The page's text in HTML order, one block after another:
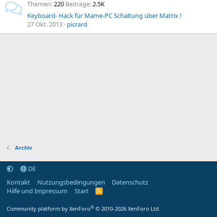
Themen 220 Beiträge 2.5K
Keyboard- Hack für Mame-PC Schaltung über Matrix !
27 Okt. 2013 picrard
Archiv
DE
Kontakt
Nutzungsbedingungen
Datenschutz
Hilfe und Impressum
Start
R
Community platform by XenForo® © 2010-2026 XenForo Ltd.